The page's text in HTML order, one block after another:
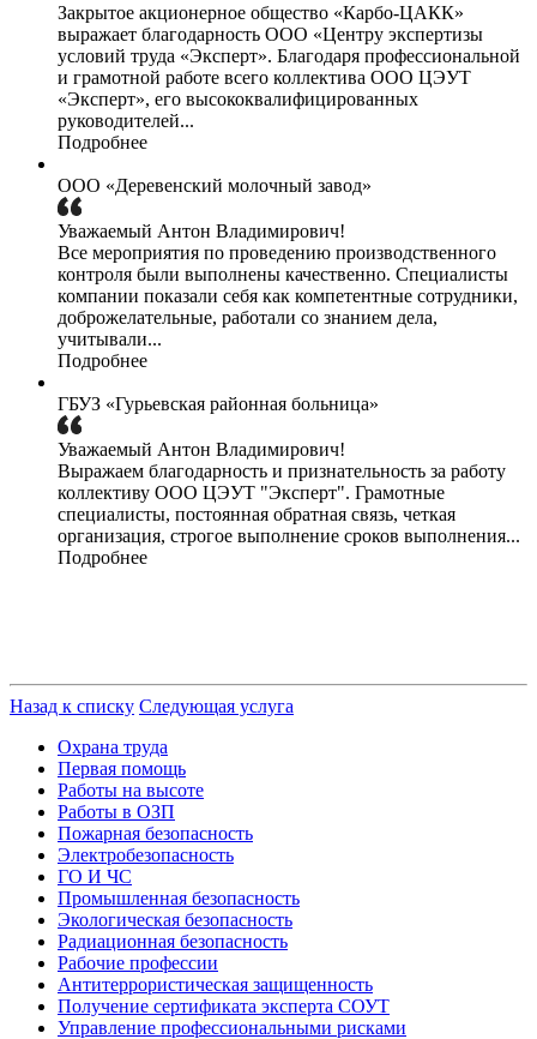
Закрытое акционерное общество «Карбо-ЦАКК»
выражает благодарность ООО «Центру экспертизы
условий труда «Эксперт». Благодаря профессиональной
и грамотной работе всего коллектива ООО ЦЭУТ
«Эксперт», его высококвалифицированных
руководителей...
Подробнее
ООО «Деревенский молочный завод»
Уважаемый Антон Владимирович!
Все мероприятия по проведению производственного
контроля были выполнены качественно. Специалисты
компании показали себя как компетентные сотрудники,
доброжелательные, работали со знанием дела,
учитывали...
Подробнее
ГБУЗ «Гурьевская районная больница»
Уважаемый Антон Владимирович!
Выражаем благодарность и признательность за работу
коллективу ООО ЦЭУТ "Эксперт". Грамотные
специалисты, постоянная обратная связь, четкая
организация, строгое выполнение сроков выполнения...
Подробнее
Назад к списку Следующая услуга
Охрана труда
Первая помощь
Работы на высоте
Работы в ОЗП
Пожарная безопасность
Электробезопасность
ГО И ЧС
Промышленная безопасность
Экологическая безопасность
Радиационная безопасность
Рабочие профессии
Антитеррористическая защищенность
Получение сертификата эксперта СОУТ
Управление профессиональными рисками